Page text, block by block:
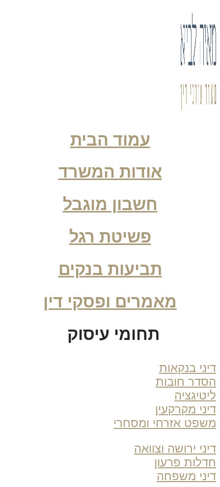
עמוד הבית
אודות המשרד
חשבון מוגבל
פשיטת רגל
תביעות בנקים
מאמרים ופסקי דין
תחומי עיסוק
בנקאות
חובות
מקרקעין
אזרחי ומסחרי
ירושה וצוואה
פרעון
משפחה